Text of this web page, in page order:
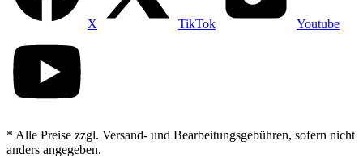
X TikTok Youtube
* Alle Preise zzgl. Versand- und Bearbeitungsgebühren, sofern nicht
anders angegeben.